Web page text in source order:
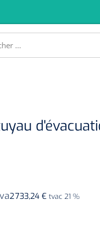
2 733,24 € tvac 21 %